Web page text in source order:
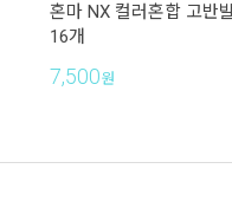
혼마 NX 컬러혼합 고반
16개
7,500원